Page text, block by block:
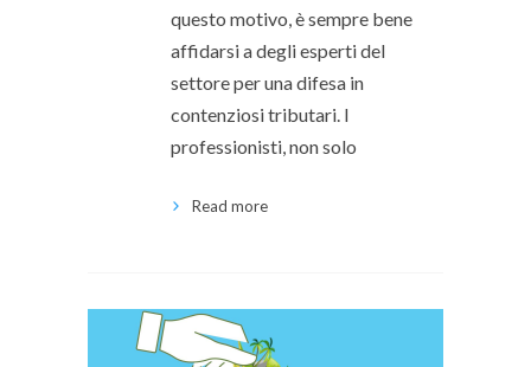
questo motivo, è sempre bene
affidarsi a degli esperti del
settore per una difesa in
contenziosi tributari. I
professionisti, non solo
Read more